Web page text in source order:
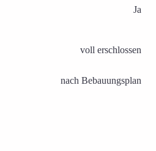
Ja
voll erschlossen
nach Bebauungsplan